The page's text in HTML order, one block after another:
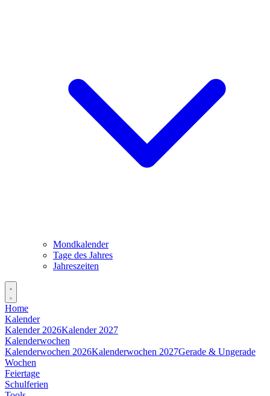
Mondkalender
Tage des Jahres
Jahreszeiten
Home
Kalender
Kalender 2026Kalender 2027
Kalenderwochen
Kalenderwochen 2026Kalenderwochen 2027Gerade & Ungerade
Wochen
Feiertage
Schulferien